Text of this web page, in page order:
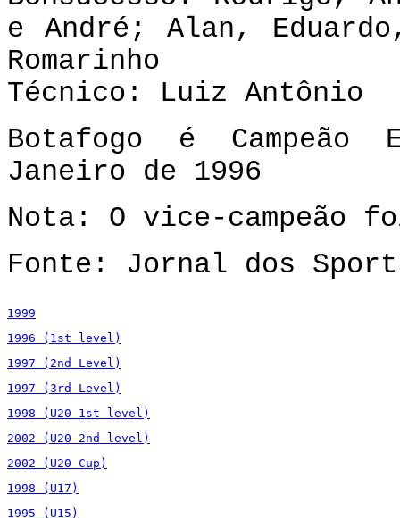
e André; Alan,
Romarinho
Técnico: Luiz Antônio
Botafogo é
Janeiro de 1996
Nota: O vice-campeão
Fonte: Jornal dos
1999
1996 (1st level)
1997 (2nd Level)
1997 (3rd Level)
1998 (U20 1st level)
2002 (U20 2nd level)
2002 (U20 Cup)
1998 (U17)
1995 (U15)